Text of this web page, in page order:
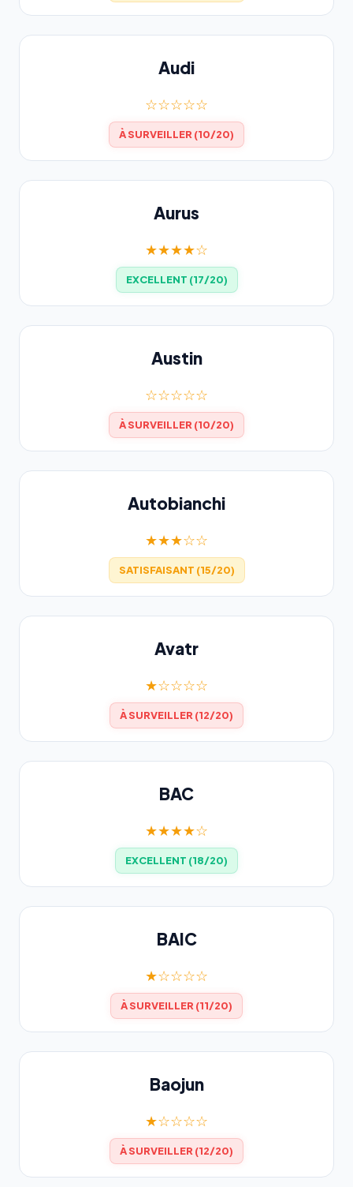
Audi
☆☆☆☆☆
À SURVEILLER (10/20)
Aurus
★★★★☆
EXCELLENT (17/20)
Austin
☆☆☆☆☆
À SURVEILLER (10/20)
Autobianchi
★★★☆☆
SATISFAISANT (15/20)
Avatr
★☆☆☆☆
À SURVEILLER (12/20)
BAC
★★★★☆
EXCELLENT (18/20)
BAIC
★☆☆☆☆
À SURVEILLER (11/20)
Baojun
★☆☆☆☆
À SURVEILLER (12/20)